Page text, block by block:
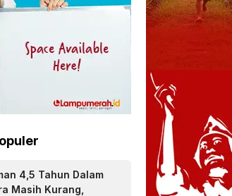
4,5 Tahun Dalam
Masih Kurang,